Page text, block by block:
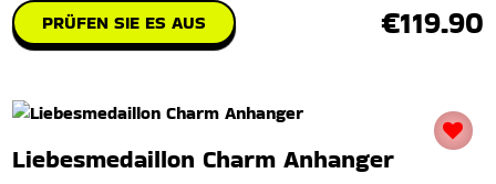
PRÜFEN SIE ES AUS €119.90
Liebesmedaillon Charm Anhanger